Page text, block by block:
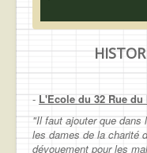
-L'Ecole du 32 Rue
"Il faut ajouter que dans
les dames de la charité
dévouement pour les